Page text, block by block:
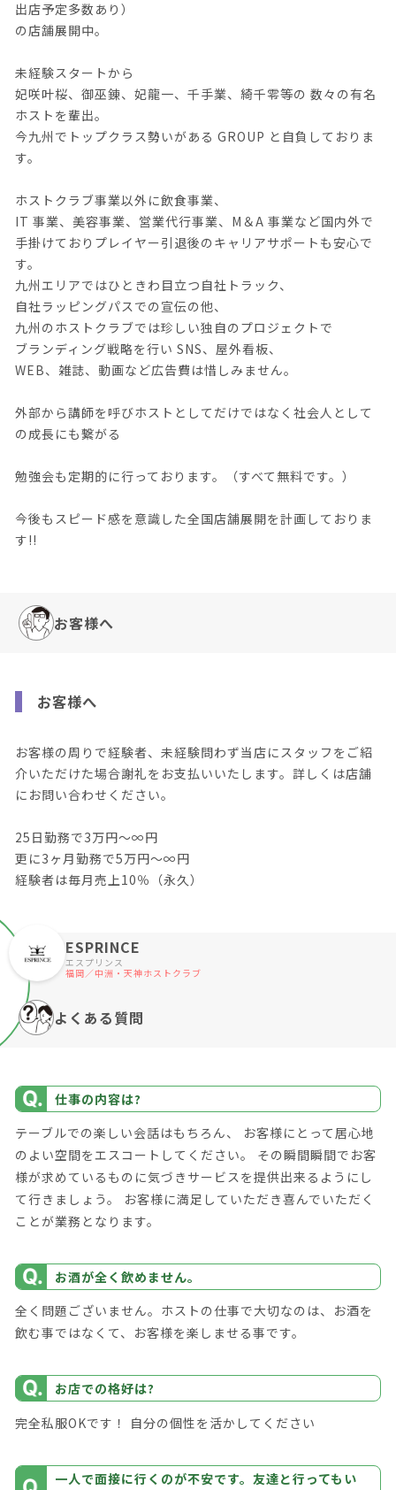
出店予定多数あり）
の店舗展開中。
未経験スタートから
妃咲叶桜、御巫錬、妃龍一、千手業、綺千零等の 数々の有名
ホストを輩出。
今九州でトップクラス勢いがある GROUP と自負しておりま
す。
ホストクラブ事業以外に飲食事業、
IT 事業、美容事業、営業代行事業、M＆A 事業など国内外で
手掛けておりプレイヤー引退後のキャリアサポートも安心で
す。
九州エリアではひときわ目立つ自社トラック、
自社ラッピングパスでの宣伝の他、
九州のホストクラブでは珍しい独自のプロジェクトで
ブランディング戦略を行い SNS、屋外看板、
WEB、雑誌、動画など広告費は惜しみません。
外部から講師を呼びホストとしてだけではなく社会人として
の成長にも繋がる
勉強会も定期的に行っております。（すべて無料です。）
今後もスピード感を意識した全国店舗展開を計画しておりま
す!!
お客様へ
お客様へ
お客様の周りで経験者、未経験問わず当店にスタッフをご紹
介いただけた場合謝礼をお支払いいたします。詳しくは店舗
にお問い合わせください。
25日勤務で3万円～∞円
更に3ヶ月勤務で5万円～∞円
経験者は毎月売上10％（永久）
ESPRINCE
エスプリンス
福岡／中洲・天神ホストクラブ
よくある質問
仕事の内容は?
テーブルでの楽しい会話はもちろん、 お客様にとって居心地
のよい空間をエスコートしてください。 その瞬間瞬間でお客
様が求めているものに気づきサービスを提供出来るようにし
て行きましょう。 お客様に満足していただき喜んでいただく
ことが業務となります。
お酒が全く飲めません。
全く問題ございません。ホストの仕事で大切なのは、お酒を
飲む事ではなくて、お客様を楽しませる事です。
お店での格好は?
完全私服OKです！ 自分の個性を活かしてください
一人で面接に行くのが不安です。友達と行ってもい